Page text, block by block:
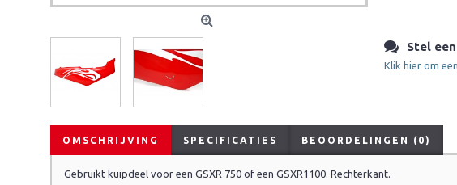
Stel
Klik hier om
OMSCHRIJVING SPECIFICATIES BEOORDELINGEN (0)
Gebruikt kuipdeel voor een GSXR 750 of een GSXR1100. Rechterkant.